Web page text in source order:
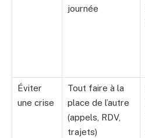
journée
Éviter
une crise
Tout faire à la
place de l’autre
(appels, RDV,
trajets)